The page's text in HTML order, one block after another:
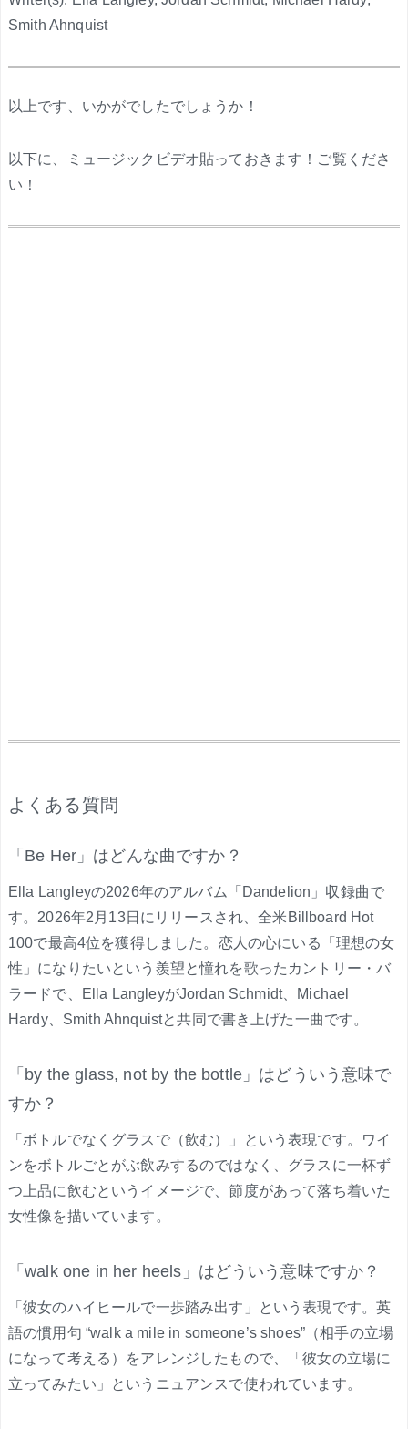
Smith Ahnquist
以上です、いかがでしたでしょうか！
以下に、ミュージックビデオ貼っておきます！ご覧くださ
い！
よくある質問
「Be Her」はどんな曲ですか？
Ella Langleyの2026年のアルバム「Dandelion」収録曲で
す。2026年2月13日にリリースされ、全米Billboard Hot
100で最高4位を獲得しました。恋人の心にいる「理想の女
性」になりたいという羨望と憧れを歌ったカントリー・バ
ラードで、Ella LangleyがJordan Schmidt、Michael
Hardy、Smith Ahnquistと共同で書き上げた一曲です。
「by the glass, not by the bottle」はどういう意味で
すか？
「ボトルでなくグラスで（飲む）」という表現です。ワイ
ンをボトルごとがぶ飲みするのではなく、グラスに一杯ず
つ上品に飲むというイメージで、節度があって落ち着いた
女性像を描いています。
「walk one in her heels」はどういう意味ですか？
「彼女のハイヒールで一歩踏み出す」という表現です。英
語の慣用句 “walk a mile in someone’s shoes”（相手の立場
になって考える）をアレンジしたもので、「彼女の立場に
立ってみたい」というニュアンスで使われています。